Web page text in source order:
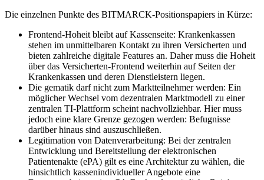
Die einzelnen Punkte des BITMARCK-Positionspapiers in Kürze:
Frontend-Hoheit bleibt auf Kassenseite: Krankenkassen
stehen im unmittelbaren Kontakt zu ihren Versicherten und
bieten zahlreiche digitale Features an. Daher muss die Hoheit
über das Versicherten-Frontend weiterhin auf Seiten der
Krankenkassen und deren Dienstleistern liegen.
Die gematik darf nicht zum Marktteilnehmer werden: Ein
möglicher Wechsel vom dezentralen Marktmodell zu einer
zentralen TI-Plattform scheint nachvollziehbar. Hier muss
jedoch eine klare Grenze gezogen werden: Befugnisse
darüber hinaus sind auszuschließen.
Legitimation von Datenverarbeitung: Bei der zentralen
Entwicklung und Bereitstellung der elektronischen
Patientenakte (ePA) gilt es eine Architektur zu wählen, die
hinsichtlich kassenindividueller Angebote eine